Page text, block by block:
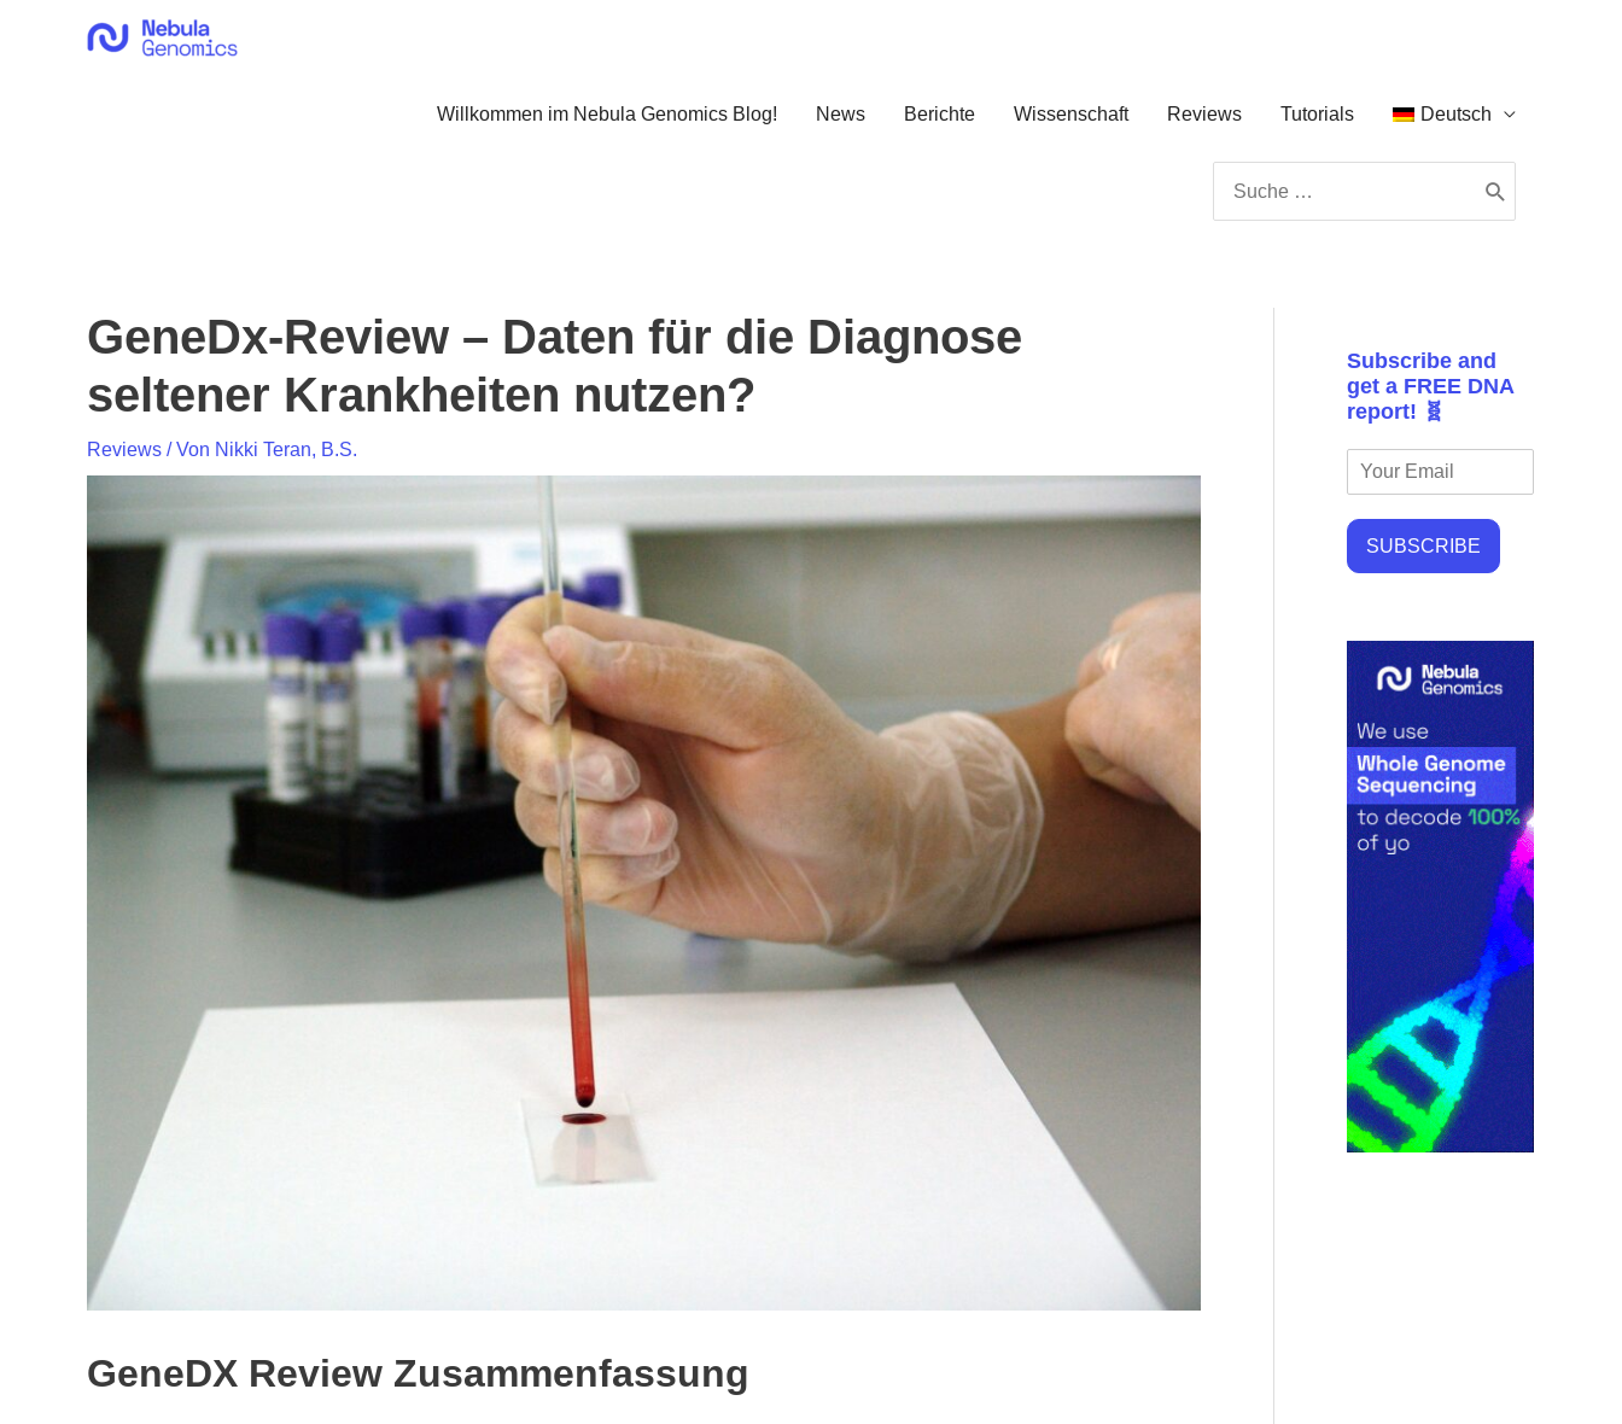
Willkommen im Nebula Genomics Blog! News Berichte Wissenschaft Reviews Tutorials Deutsch
for:
GeneDx-Review – Daten für die Diagnose
seltener Krankheiten nutzen?
Reviews / Von Nikki Teran, B.S.
GeneDX Review Zusammenfassung
Subscribe and
get a FREE DNA
report! 🧬
SUBSCRIBE